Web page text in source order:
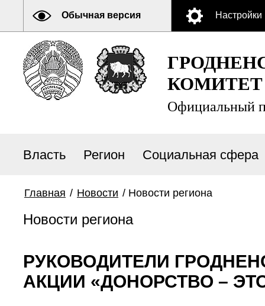
Обычная версия Настройки
КОМИТЕТ
Официальный
Власть Регион Социальная сфера
Главная / Новости / Новости региона
Новости региона
РУКОВОДИТЕЛИ
АКЦИИ «ДОНОРСТВО –